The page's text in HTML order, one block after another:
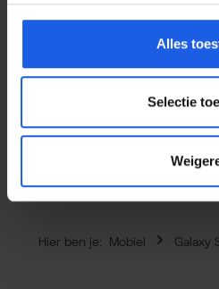
Alles
Selectie
Bescherm de camera van je
optimaal met de BeHello
lens protector is gemaakt…Meer
Hier ben je: Mobiel Galaxy